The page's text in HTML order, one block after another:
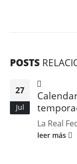
POSTS
27
Jul
La Real
leer más